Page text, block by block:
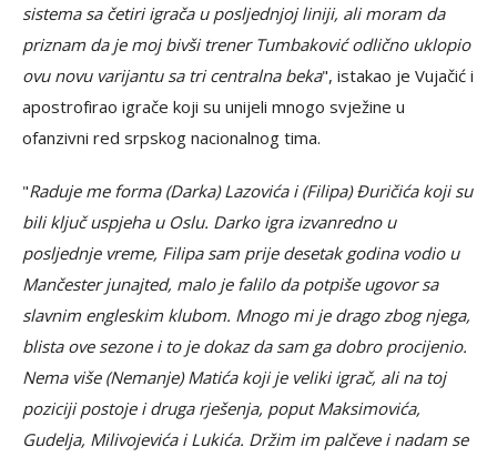
sistema sa četiri igrača u posljednjoj liniji, ali moram da
priznam da je moj bivši trener Tumbaković odlično uklopio
ovu novu varijantu sa tri centralna beka", istakao je Vujačić i
apostrofirao igrače koji su unijeli mnogo svježine u
ofanzivni red srpskog nacionalnog tima.
"Raduje me forma (Darka) Lazovića i (Filipa) Đuričića koji su
bili ključ uspjeha u Oslu. Darko igra izvanredno u
posljednje vreme, Filipa sam prije desetak godina vodio u
Mančester junajted, malo je falilo da potpiše ugovor sa
slavnim engleskim klubom. Mnogo mi je drago zbog njega,
blista ove sezone i to je dokaz da sam ga dobro procijenio.
Nema više (Nemanje) Matića koji je veliki igrač, ali na toj
poziciji postoje i druga rješenja, poput Maksimovića,
Gudelja, Milivojevića i Lukića. Držim im palčeve i nadam se